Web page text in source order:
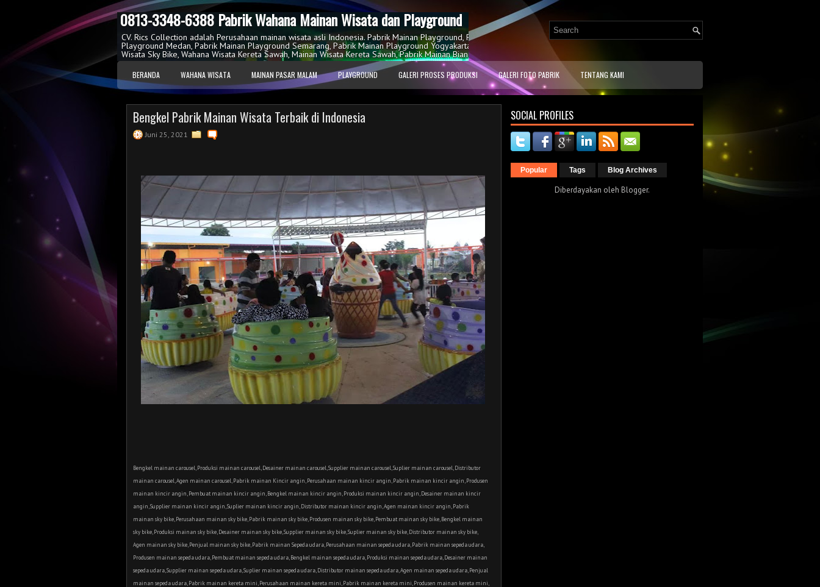
0813-3348-6388 Pabrik Wahana Mainan Wisata dan Playground
CV. Rics Collection adalah Perusahaan mainan wisata asli Indonesia. Pabrik Mainan Playground, Pabrik Mainan Playground Surabaya, Pabrik Mainan Playground Jakarta, Pabrik Mainan
Playground Medan, Pabrik Mainan Playground Semarang, Pabrik Mainan Playground Yogyakarta, Pabrik Wahana Mainan Wisata, Produsen Mainan Wisata, Wahana Mainan Sepeda Udara, Mainan
Wisata Sky Bike, Wahana Wisata Kereta Sawah, Mainan Wisata Kereta Sawah, Pabrik Mainan Bianglala, Mainan Kincir Angin, Produsen Mainan.
BERANDA WAHANA WISATA MAINAN PASAR MALAM PLAYGROUND GALERI PROSES PRODUKSI GALERI FOTO PABRIK TENTANG KAMI
Bengkel Pabrik Mainan Wisata Terbaik di Indonesia
Juni 25, 2021
Bengkel mainan carousel, Produksi mainan carousel, Desainer mainan carousel, Supplier mainan carousel, Suplier mainan carousel, Distributor
mainan carousel, Agen mainan carousel, Pabrik mainan Kincir angin, Perusahaan mainan kincir angin, Pabrik mainan kincir angin, Produsen
mainan kincir angin, Pembuat mainan kincir angin, Bengkel mainan kincir angin, Produksi mainan kincir angin, Desainer mainan kincir
angin, Supplier mainan kincir angin, Suplier mainan kincir angin, Distributor mainan kincir angin, Agen mainan kincir angin, Pabrik
mainan sky bike, Perusahaan mainan sky bike, Pabrik mainan sky bike, Produsen mainan sky bike, Pembuat mainan sky bike, Bengkel mainan
sky bike, Produksi mainan sky bike, Desainer mainan sky bike, Supplier mainan sky bike, Suplier mainan sky bike, Distributor mainan sky bike,
Agen mainan sky bike, Penjual mainan sky bike, Pabrik mainan Sepeda udara, Perusahaan mainan sepeda udara, Pabrik mainan sepeda udara,
Produsen mainan sepeda udara, Pembuat mainan sepeda udara, Bengkel mainan sepeda udara, Produksi mainan sepeda udara, Desainer mainan
sepeda udara, Supplier mainan sepeda udara, Suplier mainan sepeda udara, Distributor mainan sepeda udara, Agen mainan sepeda udara, Penjual
mainan sepeda udara, Pabrik mainan kereta mini, Perusahaan mainan kereta mini, Pabrik mainan kereta mini, Produsen mainan kereta mini,
SOCIAL PROFILES
Popular Tags Blog Archives
Diberdayakan oleh Blogger.